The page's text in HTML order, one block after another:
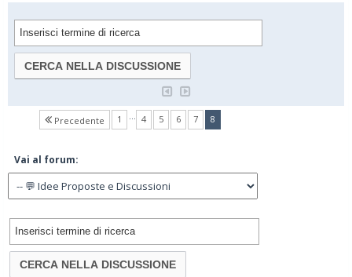
Precedente 1 … 4 5 6 7 8(current)
Vai al forum: